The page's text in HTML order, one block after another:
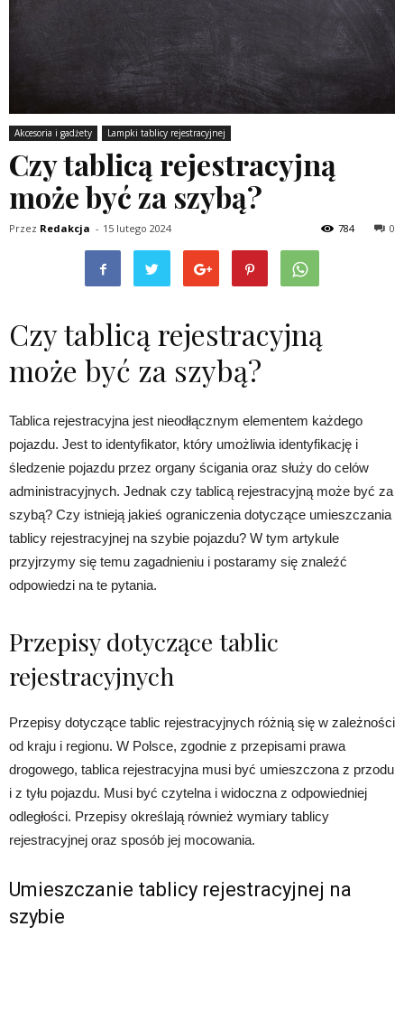
Akcesoria i gadżety Lampki tablicy rejestracyjnej
Czy tablicą rejestracyjną
może być za szybą?
Przez Redakcja - 15 lutego 2024 0
784
Czy tablicą rejestracyjną
może być za szybą?
Tablica rejestracyjna jest nieodłącznym elementem każdego
pojazdu. Jest to identyfikator, który umożliwia identyfikację i
śledzenie pojazdu przez organy ścigania oraz służy do celów
administracyjnych. Jednak czy tablicą rejestracyjną może być za
szybą? Czy istnieją jakieś ograniczenia dotyczące umieszczania
tablicy rejestracyjnej na szybie pojazdu? W tym artykule
przyjrzymy się temu zagadnieniu i postaramy się znaleźć
odpowiedzi na te pytania.
Przepisy dotyczące tablic
rejestracyjnych
Przepisy dotyczące tablic rejestracyjnych różnią się w zależności
od kraju i regionu. W Polsce, zgodnie z przepisami prawa
drogowego, tablica rejestracyjna musi być umieszczona z przodu
i z tyłu pojazdu. Musi być czytelna i widoczna z odpowiedniej
odległości. Przepisy określają również wymiary tablicy
rejestracyjnej oraz sposób jej mocowania.
Umieszczanie tablicy rejestracyjnej na
szybie